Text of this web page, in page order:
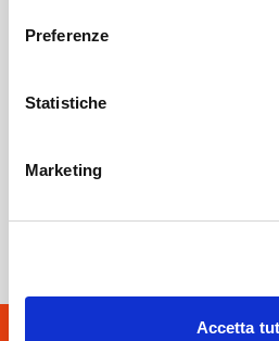
Preferenze
Statistiche
Marketing
Accetta